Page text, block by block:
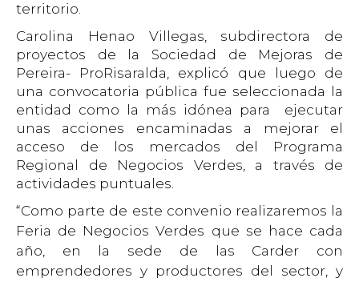
territorio.
Carolina Henao Villegas, subdirectora de
proyectos de la Sociedad de Mejoras de
Pereira- ProRisaralda, explicó que luego de
una convocatoria pública fue seleccionada la
entidad como la más idónea para ejecutar
unas acciones encaminadas a mejorar el
acceso de los mercados del Programa
Regional de Negocios Verdes, a través de
actividades puntuales.
“Como parte de este convenio realizaremos la
Feria de Negocios Verdes que se hace cada
año, en la sede de las Carder con
emprendedores y productores del sector, y